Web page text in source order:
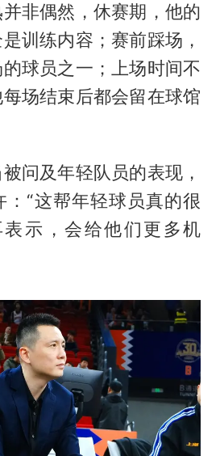
非偶然，休赛期，他的
训练内容；赛前踩场，
球员之一；上场时间不
场结束后都会留在球馆
问及年轻队员的表现，
：“这帮年轻球员真的很
示，会给他们更多机